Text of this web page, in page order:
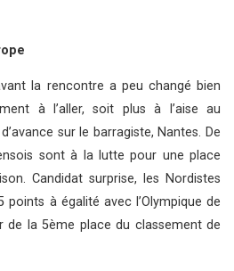
la rencontre a peu changé bien
à l’aller, soit plus à l’aise au
sur le barragiste, Nantes. De
sont à la lutte pour une place
Candidat surprise, les Nordistes
à égalité avec l’Olympique de
de la 5ème place du classement de